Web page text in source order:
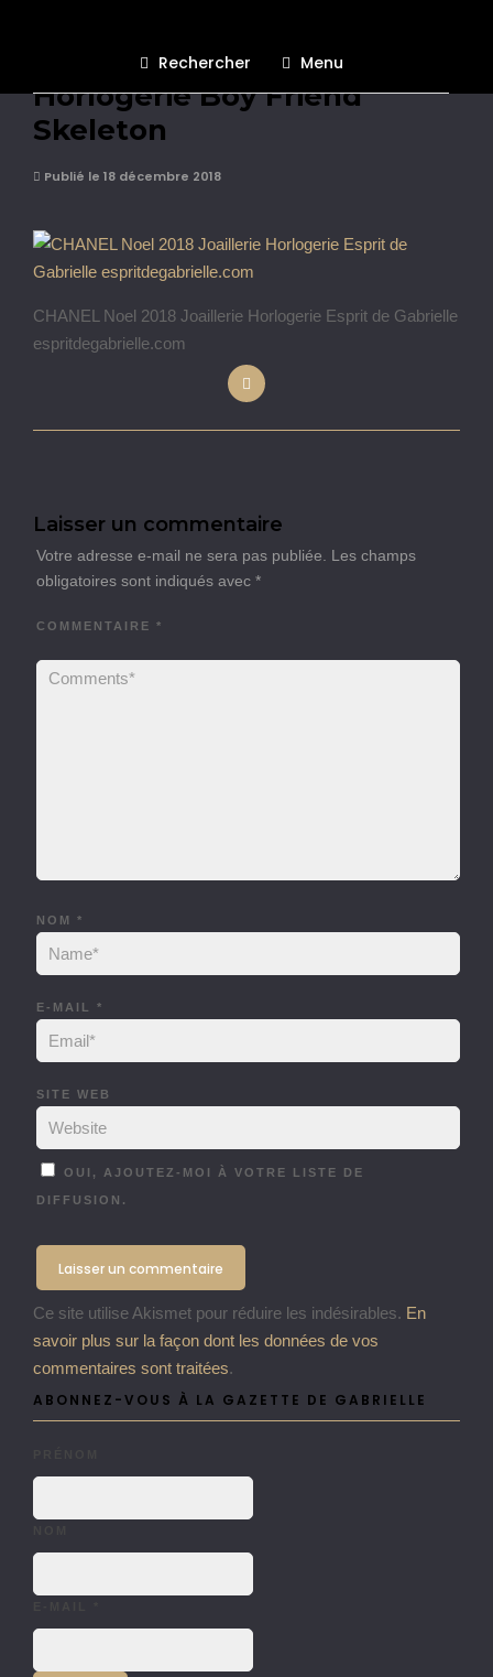
Rechercher Menu
CHANEL Noel 2018 Joaillerie
Horlogerie Boy Friend
Skeleton
Publié le 18 décembre 2018
CHANEL Noel 2018 Joaillerie Horlogerie Esprit de Gabrielle
espritdegabrielle.com
Laisser un commentaire
Votre adresse e-mail ne sera pas publiée.
Les champs
obligatoires sont indiqués avec *
COMMENTAIRE *
NOM *
E-MAIL *
SITE WEB
OUI, AJOUTEZ-MOI À VOTRE LISTE DE
DIFFUSION.
Ce site utilise Akismet pour réduire les indésirables. En
savoir plus sur la façon dont les données de vos
commentaires sont traitées.
ABONNEZ-VOUS À LA GAZETTE DE GABRIELLE